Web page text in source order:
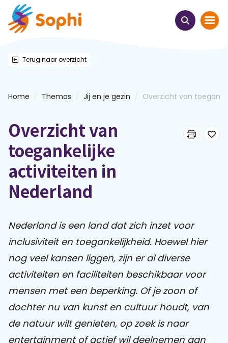
Thema's
Leren & ontmoeten
Webinars
E-learnings
Themabijeenkomsten
Praat mee
Mijn
Sophi
Over
Sophi
Terug naar overzicht
Home Themas Jij en je gezin Overzicht van
Overzicht van
toegankelijke
activiteiten in
Nederland
Nederland is een land dat zich inzet voor
inclusiviteit en toegankelijkheid. Hoewel hier
nog veel kansen liggen, zijn er al diverse
activiteiten en faciliteiten beschikbaar voor
mensen met een beperking. Of je zoon of
dochter nu van kunst en cultuur houdt, van
de natuur wilt genieten, op zoek is naar
entertainment of actief wil deelnemen aan